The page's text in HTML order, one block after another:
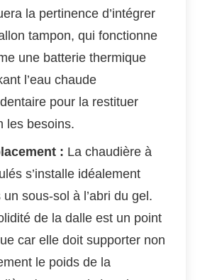
la pertinence d’intégrer
tampon, qui fonctionne
une batterie thermique
l’eau chaude
pour la restituer
les besoins.
: La chaudière à
s’installe idéalement
un sous-sol à l’abri du gel.
de la dalle est un point
car elle doit supporter non
le poids de la